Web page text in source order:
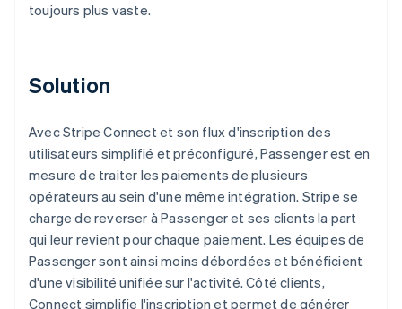
toujours plus vaste.
Solution
Avec Stripe Connect et son flux d'inscription des
utilisateurs simplifié et préconfiguré, Passenger est en
mesure de traiter les paiements de plusieurs
opérateurs au sein d'une même intégration. Stripe se
charge de reverser à Passenger et ses clients la part
qui leur revient pour chaque paiement. Les équipes de
Passenger sont ainsi moins débordées et bénéficient
d'une visibilité unifiée sur l'activité. Côté clients,
Connect simplifie l'inscription et permet de générer